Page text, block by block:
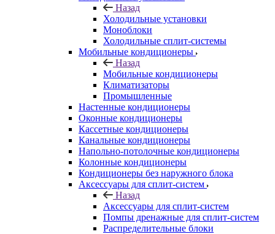
Назад
Холодильные установки
Моноблоки
Холодильные сплит-системы
Мобильные кондиционеры
Назад
Мобильные кондиционеры
Климатизаторы
Промышленные
Настенные кондиционеры
Оконные кондиционеры
Кассетные кондиционеры
Канальные кондиционеры
Напольно-потолочные кондиционеры
Колонные кондиционеры
Кондиционеры без наружного блока
Аксессуары для сплит-систем
Назад
Аксессуары для сплит-систем
Помпы дренажные для сплит-систем
Распределительные блоки